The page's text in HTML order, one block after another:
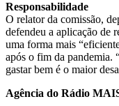
Responsabilidade
O relator da comissão,
defendeu a aplicação de
uma forma mais
após o fim da pandemia.
gastar bem é o maior
Agência do Rádio